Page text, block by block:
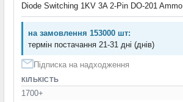
Diode Switching 1KV 3A 2-Pin DO-201 Ammo
на замовлення 153000 шт:
термін постачання 21-31 дні (днів)
Підписка на надходження
КІЛЬКІСТЬ
1700+